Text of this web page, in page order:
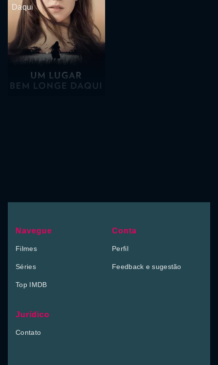
Daqui
Navegue
Filmes
Séries
Top IMDB
Conta
Perfil
Feedback e sugestão
Jurídico
Contato